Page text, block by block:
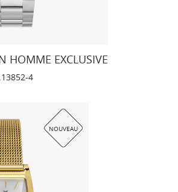
HOMME EXCLUSIVE
4
NOUVEAU